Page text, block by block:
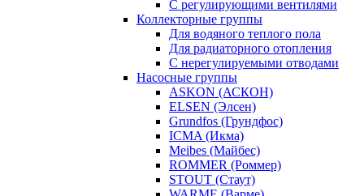
С регулирующими вентилями
Коллекторные группы
Для водяного теплого пола
Для радиаторного отопления
С нерегулируемыми отводами
Насосные группы
ASKON (АСКОН)
ELSEN (Элсен)
Grundfos (Грундфос)
ICMA (Икма)
Meibes (Майбес)
ROMMER (Роммер)
STOUT (Стаут)